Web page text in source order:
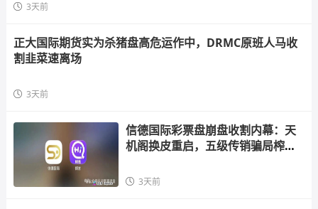
3天前
正大国际期货实为杀猪盘高危运作中，DRMC原班人马收
割韭菜速离场
3天前
信德国际彩票盘崩盘收割内幕：天
机阁换皮重启，五级传销骗局榨干
3天前